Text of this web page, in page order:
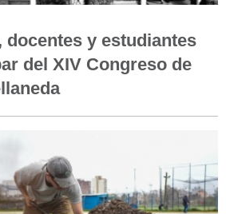
docentes y estudiantes
del XIV Congreso de